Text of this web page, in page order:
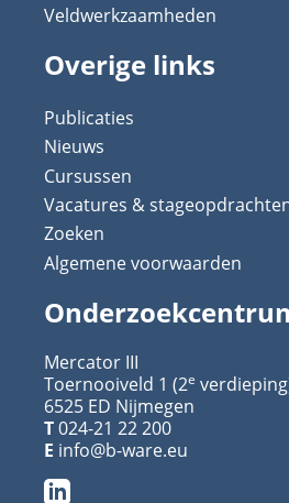
Veldwerkzaamheden
Overige links
Publicaties
Nieuws
Cursussen
Vacatures &
Zoeken
Algemene voorwaarden
Mercator III
Toernooiveld 1 (2e
6525 ED Nijmegen
T024-21 22 200
E info@b-ware.eu